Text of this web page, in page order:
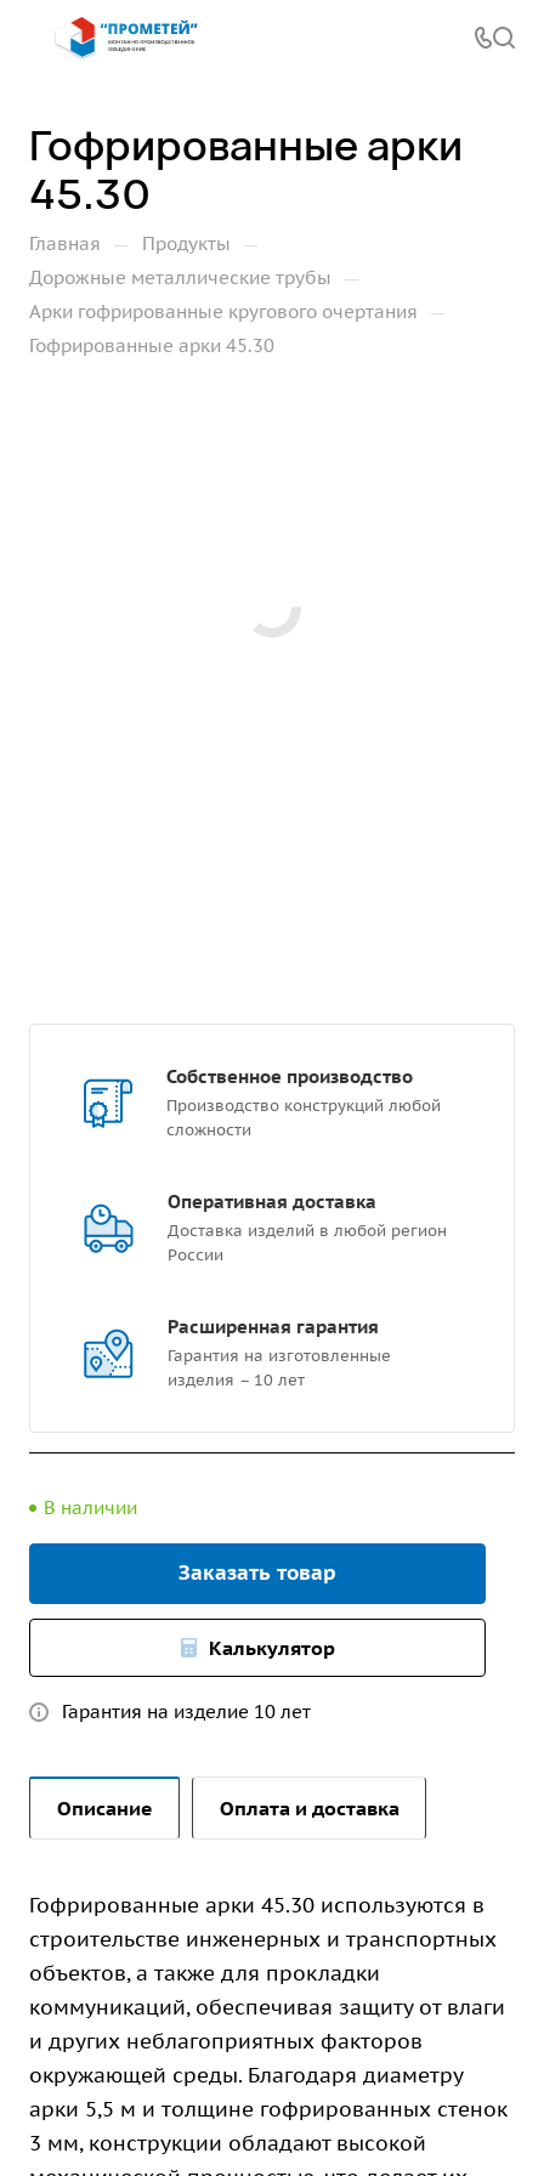
Гофрированные арки
45.30
Главная — Продукты —
Дорожные металлические трубы —
Арки гофрированные кругового очертания —
Гофрированные арки 45.30
Собственное производство
Производство конструкций любой
сложности
Оперативная доставка
Доставка изделий в любой регион
России
Расширенная гарантия
Гарантия на изготовленные
изделия – 10 лет
В наличии
Заказать товар
Калькулятор
Гарантия на изделие 10 лет
Описание Оплата и доставка
Гофрированные арки 45.30 используются в
строительстве инженерных и транспортных
объектов, а также для прокладки
коммуникаций, обеспечивая защиту от влаги
и других неблагоприятных факторов
окружающей среды. Благодаря диаметру
арки 5,5 м и толщине гофрированных стенок
3 мм, конструкции обладают высокой